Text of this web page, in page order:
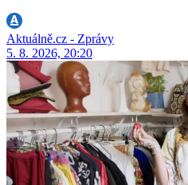
Aktuálně.cz - Zprávy
5. 8. 2026, 20:20